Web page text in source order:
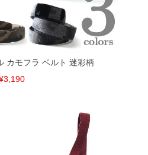
カモフラ ベルト 迷彩柄